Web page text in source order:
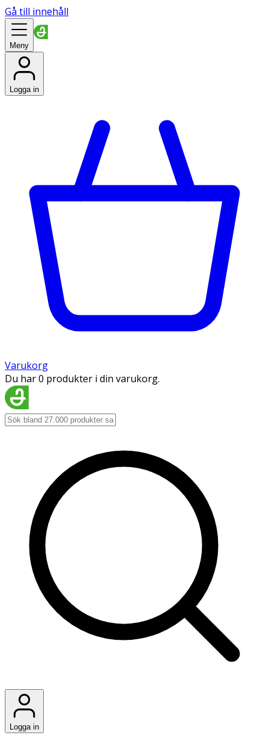
Gå till innehåll
Meny
Logga in
Varukorg
Du har 0 produkter i din varukorg.
Logga in